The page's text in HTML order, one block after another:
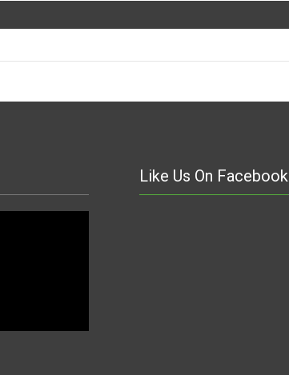
Like Us On Facebook